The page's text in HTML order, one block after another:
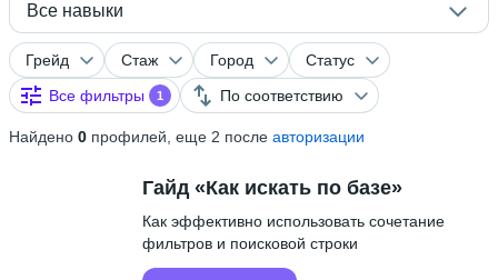
Все навыки
Грейд Стаж Город
Статус
Все фильтры
1 По соответствию
Найдено 0 профилей, еще 2 после авторизации
Гайд «Как искать по базе»
Как эффективно использовать сочетание
фильтров и поисковой строки